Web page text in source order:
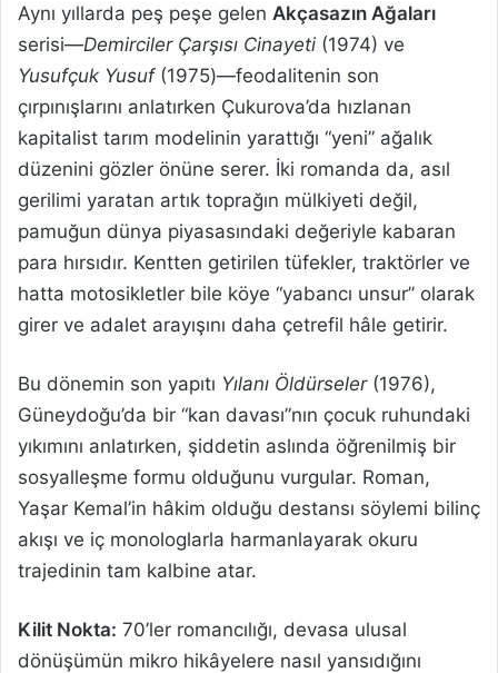
Aynı yıllarda peş peşe gelen Akçasazın Ağaları
serisi—Demirciler Çarşısı Cinayeti (1974) ve
Yusufçuk Yusuf(1975)—feodalitenin son
çırpınışlarını anlatırken Çukurova’da hızlanan
kapitalist tarım modelinin yarattığı “yeni” ağalık
düzenini gözler önüne serer. İki romanda da, asıl
gerilimi yaratan artık toprağın mülkiyeti değil,
pamuğun dünya piyasasındaki değeriyle kabaran
para hırsıdır. Kentten getirilen tüfekler, traktörler ve
hatta motosikletler bile köye “yabancı unsur” olarak
girer ve adalet arayışını daha çetrefil hâle getirir.
Bu dönemin son yapıtı Yılanı Öldürseler(1976),
Güneydoğu’da bir “kan davası”nın çocuk ruhundaki
yıkımını anlatırken, şiddetin aslında öğrenilmiş bir
sosyalleşme formu olduğunu vurgular. Roman,
Yaşar Kemal’in hâkim olduğu destansı söylemi bilinç
akışı ve iç monologlarla harmanlayarak okuru
trajedinin tam kalbine atar.
Kilit Nokta: 70’ler romancılığı, devasa ulusal
dönüşümün mikro hikâyelere nasıl yansıdığını